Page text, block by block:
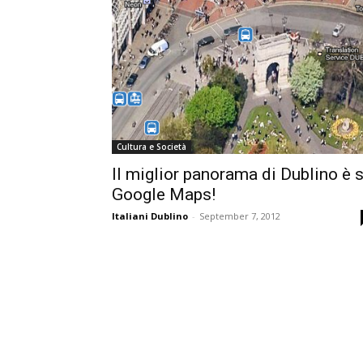
Cultura e Società
Il miglior panorama di Dublino è
Google Maps!
Italiani Dublino - September 7, 2012